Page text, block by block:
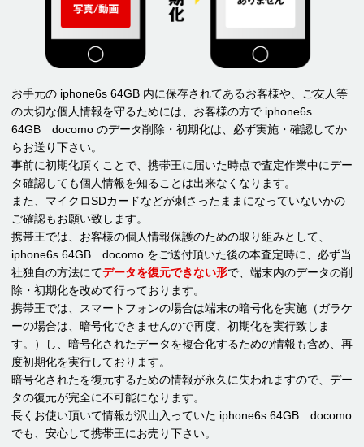
お手元の iphone6s 64GB 内に保存されてあるお客様や、ご友人等
の大切な個人情報を守るためには、お客様の方で iphone6s
64GB docomo のデータ削除・初期化は、必ず実施・確認してか
らお送り下さい。
事前に初期化頂くことで、携帯王に届いた時点で査定作業中にデー
タ確認しても個人情報を知ることは出来なくなります。
また、マイクロSDカードなどが刺さったままになっていないかの
ご確認もお願い致します。
携帯王では、お客様の個人情報保護のための取り組みとして、
iphone6s 64GB docomo をご送付頂いた後の本査定時に、必ず当
社独自の方法にてデータを復元できない形で、端末内のデータの削
除・初期化を改めて行っております。
携帯王では、スマートフォンの場合は端末の暗号化を実施（ガラケ
ーの場合は、暗号化できませんので再度、初期化を実行致しま
す。）し、暗号化されたデータを複合化するための情報も含め、再
度初期化を実行しております。
暗号化されたを復元するための情報が永久に失われますので、デー
タの復元が完全に不可能になります。
長くお使い頂いて情報が沢山入っていた iphone6s 64GB docomo
でも、安心して携帯王にお売り下さい。